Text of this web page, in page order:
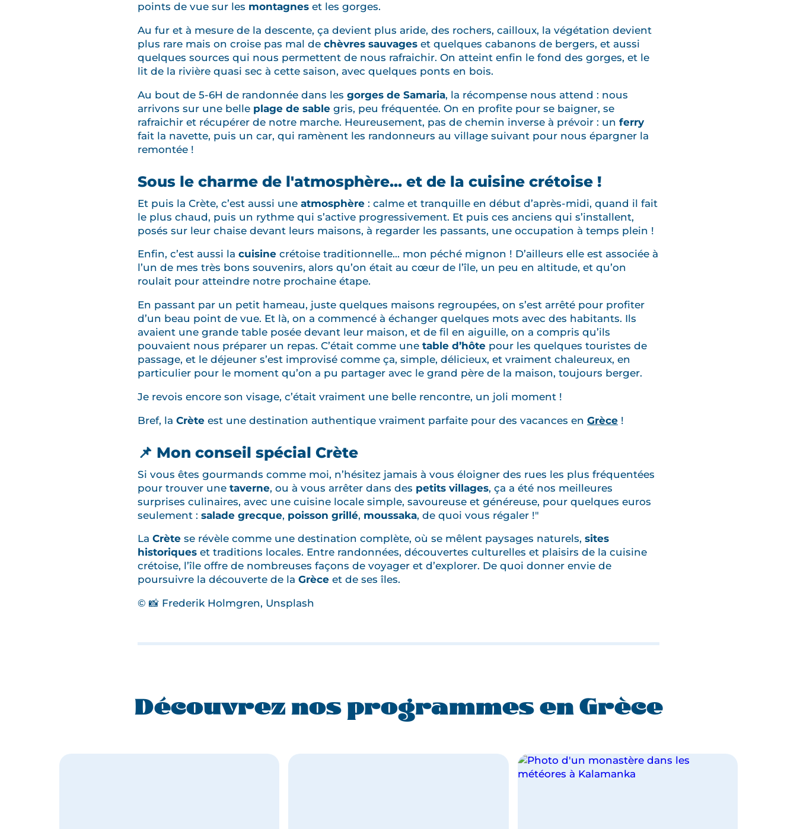
points de vue sur les montagnes et les gorges.
Au fur et à mesure de la descente, ça devient plus aride, des rochers, cailloux, la végétation devient
plus rare mais on croise pas mal de chèvres sauvages et quelques cabanons de bergers, et aussi
quelques sources qui nous permettent de nous rafraichir. On atteint enfin le fond des gorges, et le
lit de la rivière quasi sec à cette saison, avec quelques ponts en bois.
Au bout de 5-6H de randonnée dans les gorges de Samaria, la récompense nous attend : nous
arrivons sur une belle plage de sable gris, peu fréquentée. On en profite pour se baigner, se
rafraichir et récupérer de notre marche. Heureusement, pas de chemin inverse à prévoir : un ferry
fait la navette, puis un car, qui ramènent les randonneurs au village suivant pour nous épargner la
remontée !
Sous le charme de l'atmosphère... et de la cuisine crétoise !
Et puis la Crète, c’est aussi une atmosphère : calme et tranquille en début d’après-midi, quand il fait
le plus chaud, puis un rythme qui s’active progressivement. Et puis ces anciens qui s’installent,
posés sur leur chaise devant leurs maisons, à regarder les passants, une occupation à temps plein !
Enfin, c’est aussi la cuisine crétoise traditionnelle... mon péché mignon ! D’ailleurs elle est associée à
l’un de mes très bons souvenirs, alors qu’on était au cœur de l’île, un peu en altitude, et qu’on
roulait pour atteindre notre prochaine étape.
En passant par un petit hameau, juste quelques maisons regroupées, on s’est arrêté pour profiter
d’un beau point de vue. Et là, on a commencé à échanger quelques mots avec des habitants. Ils
avaient une grande table posée devant leur maison, et de fil en aiguille, on a compris qu’ils
pouvaient nous préparer un repas. C’était comme une table d’hôte pour les quelques touristes de
passage, et le déjeuner s’est improvisé comme ça, simple, délicieux, et vraiment chaleureux, en
particulier pour le moment qu’on a pu partager avec le grand père de la maison, toujours berger.
Je revois encore son visage, c’était vraiment une belle rencontre, un joli moment !
Bref, la Crète est une destination authentique vraiment parfaite pour des vacances en Grèce !
📌 Mon conseil spécial Crète
Si vous êtes gourmands comme moi, n’hésitez jamais à vous éloigner des rues les plus fréquentées
pour trouver une taverne, ou à vous arrêter dans des petits villages, ça a été nos meilleures
surprises culinaires, avec une cuisine locale simple, savoureuse et généreuse, pour quelques euros
seulement : salade grecque, poisson grillé, moussaka, de quoi vous régaler !"
La Crète se révèle comme une destination complète, où se mêlent paysages naturels, sites
historiques et traditions locales. Entre randonnées, découvertes culturelles et plaisirs de la cuisine
crétoise, l’île offre de nombreuses façons de voyager et d’explorer. De quoi donner envie de
poursuivre la découverte de la Grèce et de ses îles.
© 📸 Frederik Holmgren, Unsplash
Découvrez nos programmes en Grèce